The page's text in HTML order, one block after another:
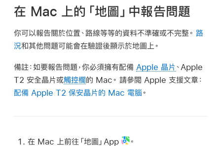
用
手
冊
中
尋
在 Mac 上的「地圖」中報告問題
你可以報告關於位置、路線等等的資料不準確或不完整。 路
況和其他問題可能會在驗證後顯示於地圖上。
備註：如要報告問題，你必須擁有配備 Apple 晶片 、Apple
T2 安全晶片或觸控欄的 Mac。 請參閲 Apple 支援文章：
配備 Apple T2 保安晶片的 Mac 電腦。
在 Mac 上前往「地圖」App 。